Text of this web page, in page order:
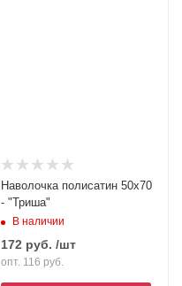
Наволочка полисатин 50х70
- "Триша"
В наличии
172 руб. /шт
опт. 116 руб.